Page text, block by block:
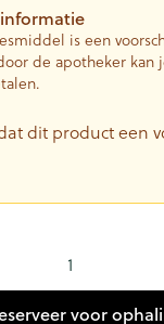
is een
de apotheker kan
dit product een
voor